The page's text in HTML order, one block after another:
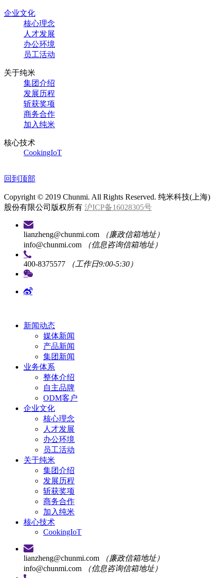
企业文化
核心理念
人才发展
办公环境
员工活动
关于纯米
集团介绍
发展历程
斩获奖项
商务合作
加入纯米
核心技术
CookingIoT
回到顶部
Copyright © 2019 Chunmi. All Rights Reserved. 纯米科技(上海)
股份有限公司版权所有 沪ICP备16028305号
lianzheng@chunmi.com
（廉政信箱地址）
info@chunmi.com
（信息咨询信箱地址）
400-8375577 （工作日9:00-5:30）
新闻动态
媒体新闻
产品新闻
集团新闻
业务体系
整体介绍
自主品牌
ODM客户
企业文化
核心理念
人才发展
办公环境
员工活动
关于纯米
集团介绍
发展历程
斩获奖项
商务合作
加入纯米
核心技术
CookingIoT
lianzheng@chunmi.com
（廉政信箱地址）
info@chunmi.com
（信息咨询信箱地址）